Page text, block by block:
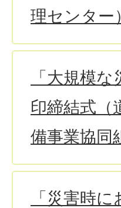
理センター
「大規模
印締結式（
備事業協同
「災害時